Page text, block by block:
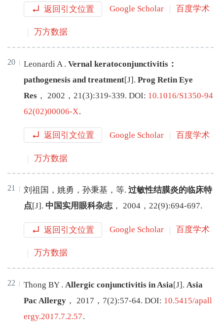
返回引文位置 Google Scholar 百度学术
万方数据
20 LeonardiA . Vernal keratoconjunctivitis：
pathogenesis and treatment[J]. Prog Retin Eye
Res ， 2002 ， 21(3):319-339. DOI: 10.1016/S1350-94
62(02)00006-X.
返回引文位置 Google Scholar 百度学术
万方数据
21 刘祖国 ， 姚勇 ， 孙秉基 ， 等. 过敏性结膜炎的临床特
点[J] . 中国实用眼科杂志， 2004 ， 22(9):694-697.
返回引文位置 Google Scholar 百度学术
万方数据
22 Thong BY . Allergic conjunctivitis in Asia[J]. Asia
Pac Allergy ， 2017 ， 7(2):57-64. DOI: 10.5415/apall
ergy.2017.7.2.57.